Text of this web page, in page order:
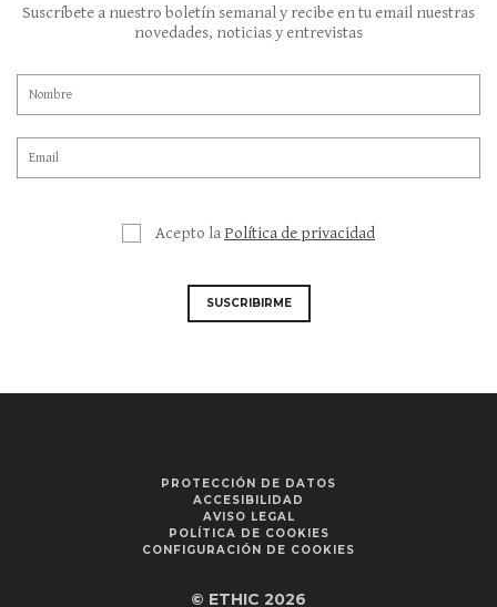
Suscríbete a nuestro boletín semanal y recibe en tu email nuestras
novedades, noticias y entrevistas
Acepto la Política de privacidad
SUSCRIBIRME
PROTECCIÓN DE DATOS
ACCESIBILIDAD
AVISO LEGAL
POLÍTICA DE COOKIES
CONFIGURACIÓN DE COOKIES
© ETHIC 2026